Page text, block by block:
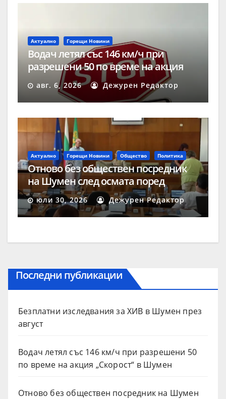
Актуално Горещи Новини
Водач летял със 146 км/ч при
разрешени 50 по време на акция
„Скорост“ в Шумен
авг. 6, 2026 Дежурен Редактор
Актуално Горещи Новини Общество Политика
Отново без обществен посредник
на Шумен след осмата поред
процедура
юли 30, 2026 Дежурен Редактор
Последни публикации
Безплатни изследвания за ХИВ в Шумен през
август
Водач летял със 146 км/ч при разрешени 50
по време на акция „Скорост“ в Шумен
Отново без обществен посредник на Шумен